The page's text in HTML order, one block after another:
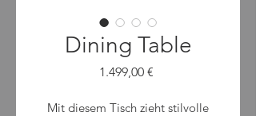
Dining Table
1.499,00 €Preis
Mit diesem Tisch zieht stilvolle